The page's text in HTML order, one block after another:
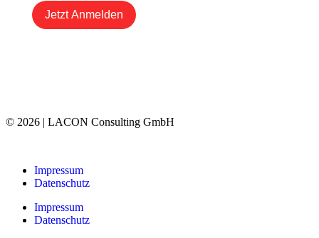
Jetzt Anmelden
© 2026 | LACON Consulting GmbH
Impressum
Datenschutz
Impressum
Datenschutz